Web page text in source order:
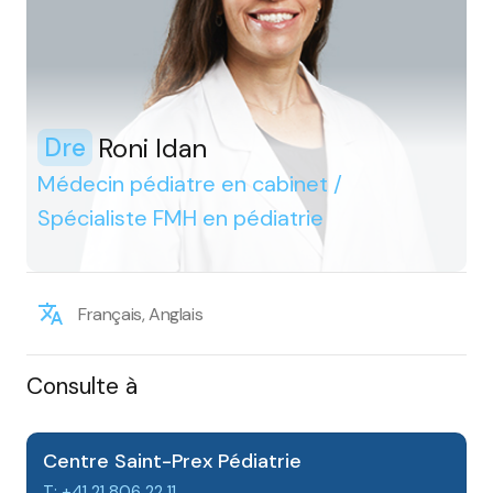
Dre Roni Idan
Médecin pédiatre en cabinet /
Spécialiste FMH en pédiatrie
Français, Anglais
Consulte à
Centre Saint-Prex Pédiatrie